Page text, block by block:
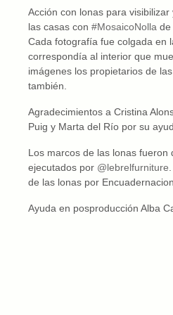
Acción con lonas para visibilizar
las casas con #MosaicoNolla de
Cada fotografía fue colgada en
correspondía al interior que
imágenes los propietarios de
también.
Agradecimientos a Cristina
Puig y Marta del Río por su
Los marcos de las lonas fueron
ejecutados por @lebrelfurniture
de las lonas por
Ayuda en posproducción Alba